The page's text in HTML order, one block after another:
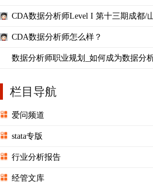
CDA数据分析师Level I 第十三期成都/
CDA数据分析师怎么样？
数据分析师职业规划_如何成为数据分
栏目导航
爱问频道
stata专版
行业分析报告
经管文库